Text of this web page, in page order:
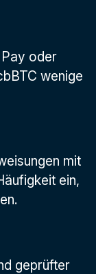
oder
wenige
mit
ein,
geprüfter